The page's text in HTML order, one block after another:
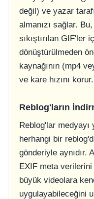
değil) ve yazar
almanızı sağlar.
sıkıştırılan GIF'ler
dönüştürülmeden
kaynağının (mp4
ve kare hızını korur.
Reblog'ların
Reblog'lar medyayı
herhangi bir
gönderiyle aynıdır.
EXIF meta verilerini
büyük videolara
uygulayabileceğini